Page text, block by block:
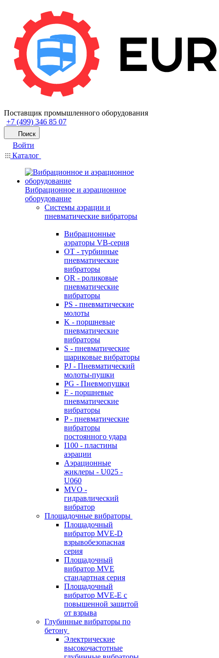
Поставщик промышленного оборудования
+7 (499) 346 85 07
Поиск
Войти
Каталог
Вибрационное и аэрационное
оборудование
Системы аэрации и
пневматические вибраторы
Вибрационные
аэраторы VB-серия
OT - турбинные
пневматические
вибраторы
OR - роликовые
пневматические
вибраторы
PS - пневматические
молоты
K - поршневые
пневматические
вибраторы
S - пневматические
шариковые вибраторы
PJ - Пневматический
молоты-пушки
PG - Пневмопушки
F - поршневые
пневматические
вибраторы
P - пневматические
вибраторы
постоянного удара
I100 - пластины
аэрации
Аэрационные
жиклеры - U025 -
U060
MVO -
гидравлический
вибратор
Площадочные вибраторы
Площадочный
вибратор MVE-D
взрывобезопасная
серия
Площадочный
вибратор MVE
стандартная серия
Площадочный
вибратор MVE-E с
повышенной защитой
от взрыва
Глубинные вибраторы по
бетону
Электрические
высокочастотные